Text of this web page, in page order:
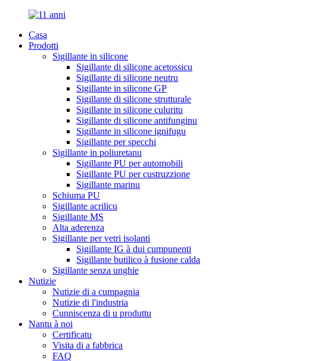
Casa
Prodotti
Sigillante in silicone
Sigillante di silicone acetossicu
Sigillante di silicone neutru
Sigillante in silicone GP
Sigillante di silicone strutturale
Sigillante in silicone culuritu
Sigillante di silicone antifunginu
Sigillante in silicone ignifugu
Sigillante per specchi
Sigillante in poliuretanu
Sigillante PU per automobili
Sigillante PU per custruzzione
Sigillante marinu
Schiuma PU
Sigillante acrilicu
Sigillante MS
Alta aderenza
Sigillante per vetri isolanti
Sigillante IG à dui cumpunenti
Sigillante butilico à fusione calda
Sigillante senza unghie
Nutizie
Nutizie di a cumpagnia
Nutizie di l'industria
Cunniscenza di u produttu
Nantu à noi
Certificatu
Visita di a fabbrica
FAQ